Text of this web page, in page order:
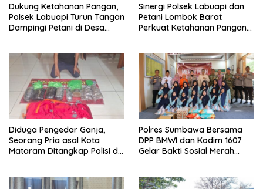
Dukung Ketahanan Pangan,
Polsek Labuapi Turun Tangan
Dampingi Petani di Desa
Sinergi Polsek Labuapi dan
Petani Lombok Barat
Perkuat Ketahanan Pangan
Diduga Pengedar Ganja,
Seorang Pria asal Kota
Mataram Ditangkap Polisi di
Polres Sumbawa Bersama
DPP BMWI dan Kodim 1607
Gelar Bakti Sosial Merah